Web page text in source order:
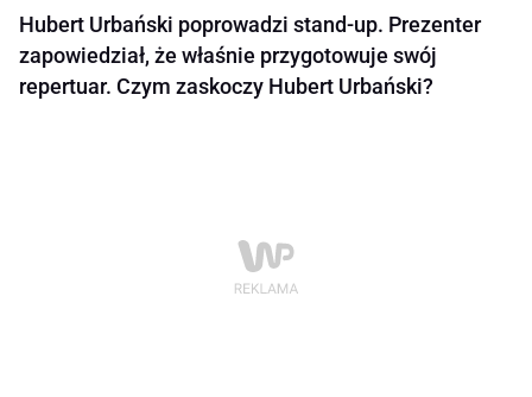
Hubert Urbański poprowadzi stand-up. Prezenter
zapowiedział, że właśnie przygotowuje swój
repertuar. Czym zaskoczy Hubert Urbański?